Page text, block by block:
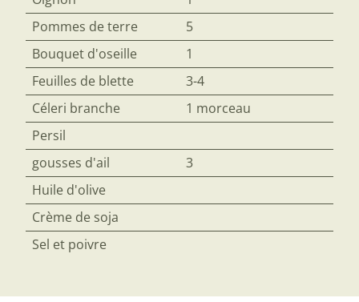
Pommes de terre
5
Bouquet d'oseille
1
Feuilles de blette
3-4
Céleri branche
1 morceau
Persil
gousses d'ail
3
Huile d'olive
Crème de soja
Sel et poivre